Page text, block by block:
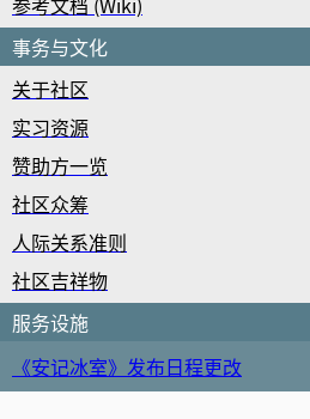
事务与文化
关于社区
实习资源
赞助方一览
社区众筹
人际关系准则
社区吉祥物
服务设施
《安记冰室》发布日程更改